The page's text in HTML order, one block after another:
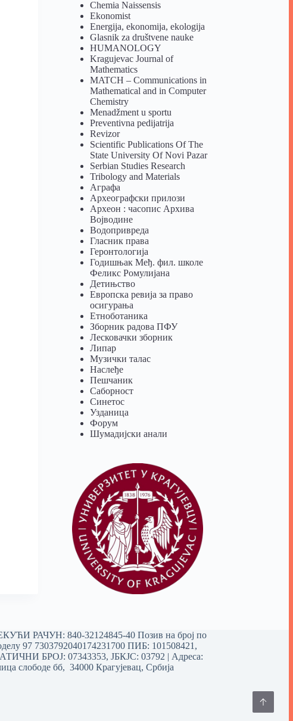
Chemia Naissensis
Ekonomist
Energija, ekonomija, ekologija
Glasnik za društvene nauke
HUMANOLOGY
Kragujevac Journal of
Mathematics
MATCH – Communications in
Mathematical and in Computer
Chemistry
Menadžment u sportu
Preventivna pedijatrija
Revizor
Scientific Publications Of The
State University Of Novi Pazar
Serbian Studies Research
Tribology and Materials
Аграфа
Археографски прилози
Археон : часопис Архива
Војводине
Водопривреда
Гласник права
Геронтологија
Годишњак Међ. фил. школе
Феликс Ромулијана
Детињство
Европска ревија за право
осигурања
Eтноботаника
Зборник радова ПФУ
Лесковачки зборник
Липар
Музички талас
Наслеђе
Пешчаник
Саборност
Синетос
Узданица
Форум
Шумадијски анали
РАЧУН: 840-32124845-40 Позив на број по
97 7303792040174231700ПИБ: 101508421,
БРОЈ: 07343353, ЈБКЈС: 03792 | Aдреса:
слободе бб, 34000 Крагујевац, Србија